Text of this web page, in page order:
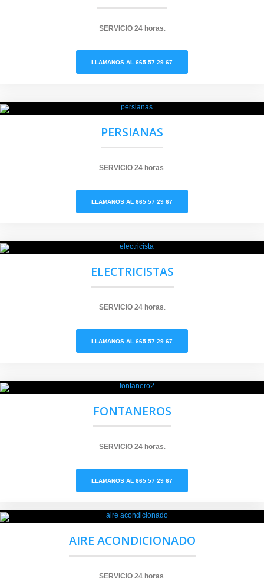
SERVICIO 24 horas
LLAMANOS AL 665 57 29 67
PERSIANAS
SERVICIO 24 horas
LLAMANOS AL 665 57 29 67
ELECTRICISTAS
SERVICIO 24 horas
LLAMANOS AL 665 57 29 67
FONTANEROS
SERVICIO 24 horas
LLAMANOS AL 665 57 29 67
AIRE ACONDICIONADO
SERVICIO 24 horas